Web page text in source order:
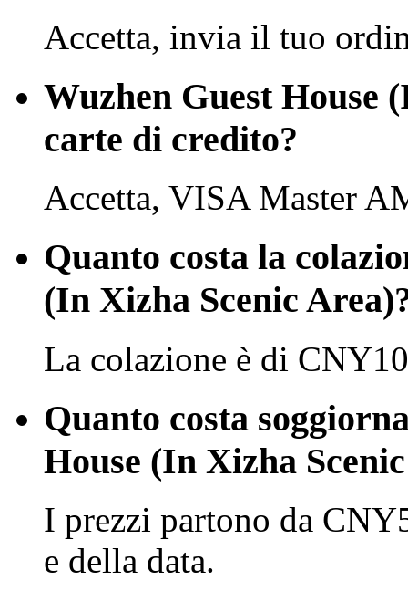
Accetta, invia il tuo
Wuzhen Guest House
carte di credito?
Accetta, VISA Master
Quanto costa la
(In Xizha Scenic
La colazione è di
Quanto costa
House (In Xizha
I prezzi partono da
e della data.